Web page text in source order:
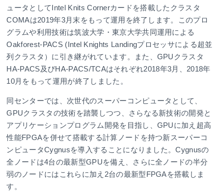
ュータとしてIntel Knits Cornerカードを搭載したクラスタ
COMAは2019年3月末をもって運用を終了します。このプロ
グラムや利用技術は筑波大学・東京大学共同運用による
Oakforest-PACS (Intel Knights Landingプロセッサによる超並
列クラスタ）に引き継がれています。また、GPUクラスタ
HA-PACS及びHA-PACS/TCAはそれぞれ2018年3月、2018年
10月をもって運用が終了しました。
同センターでは、次世代のスーパーコンピュータとして、
GPUクラスタの技術を踏襲しつつ、さらなる新技術の開発と
アプリケーションプログラム開発を目指し、GPUに加え超高
性能FPGAを併せて搭載する計算ノードを持つ新スーパーコ
ンピュータCygnusを導入することになりました。Cygnusの
全ノードは4台の最新型GPUを備え、さらに全ノードの半分
弱のノードにはこれらに加え2台の最新型FPGAを搭載しま
す。